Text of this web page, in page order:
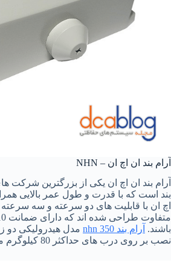
آرام بند ان اچ ان – NHN
آرام بند ان اچ ان یکی از بزرگترین شرکت
بند است که با قدرت و طول عمر بالایی
اچ ان با قابلیت های دو سرعته و سه
باشند. آرام بند nhn 350
مدل هیدرولیکی دو
نصب بر روی درب های حداکثر 80 کیلوگرم می باشد.